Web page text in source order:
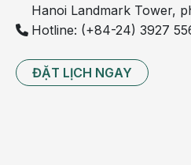
xương khác.
Trong quá trình chụp,
nguyên tư thế theo
trong vài giây để hệ thống
Hanoi Landmark Tower,
Hotline: (+84-24) 3927
ĐẶT LỊCH NGAY